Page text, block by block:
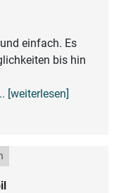
einfach. Es
bis hin
[weiterlesen]